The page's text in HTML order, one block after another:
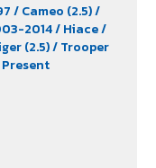
/ Cameo (2.5)/
2014/ Hiace/
(2.5)/ Trooper
Present